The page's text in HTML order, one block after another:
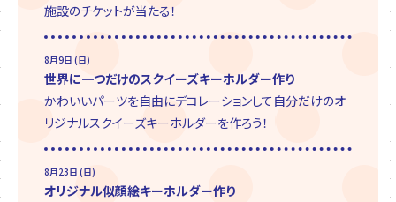
施設のチケットが当たる！
8月9日 (日)
世界に一つだけのスクイーズキーホルダー作り
かわいいパーツを自由にデコレーションして自分だけのオ
リジナルスクイーズキーホルダーを作ろう！
8月23日 (日)
オリジナル似顔絵キーホルダー作り